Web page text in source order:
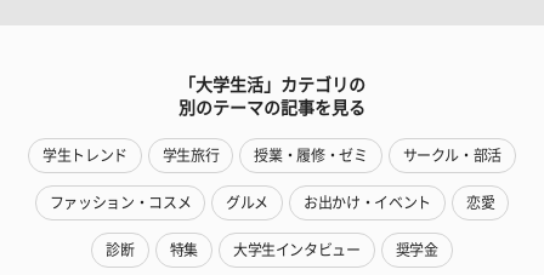
「大学生活」カテゴリの
別のテーマの記事を見る
学生トレンド 学生旅行 授業・履修・ゼミ サークル・部活
ファッション・コスメ グルメ お出かけ・イベント 恋愛
診断 特集 大学生インタビュー 奨学金